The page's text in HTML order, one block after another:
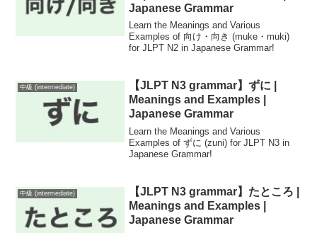
Japanese Grammar
Learn the Meanings and Various
Examples of 向け・向き (muke・muki)
for JLPT N2 in Japanese Grammar!
中級 (intermediate)
【JLPT N3 grammar】ずに |
Meanings and Examples |
Japanese Grammar
Learn the Meanings and Various
Examples of ずに (zuni) for JLPT N3 in
Japanese Grammar!
中級 (intermediate)
【JLPT N3 grammar】たところ |
Meanings and Examples |
Japanese Grammar